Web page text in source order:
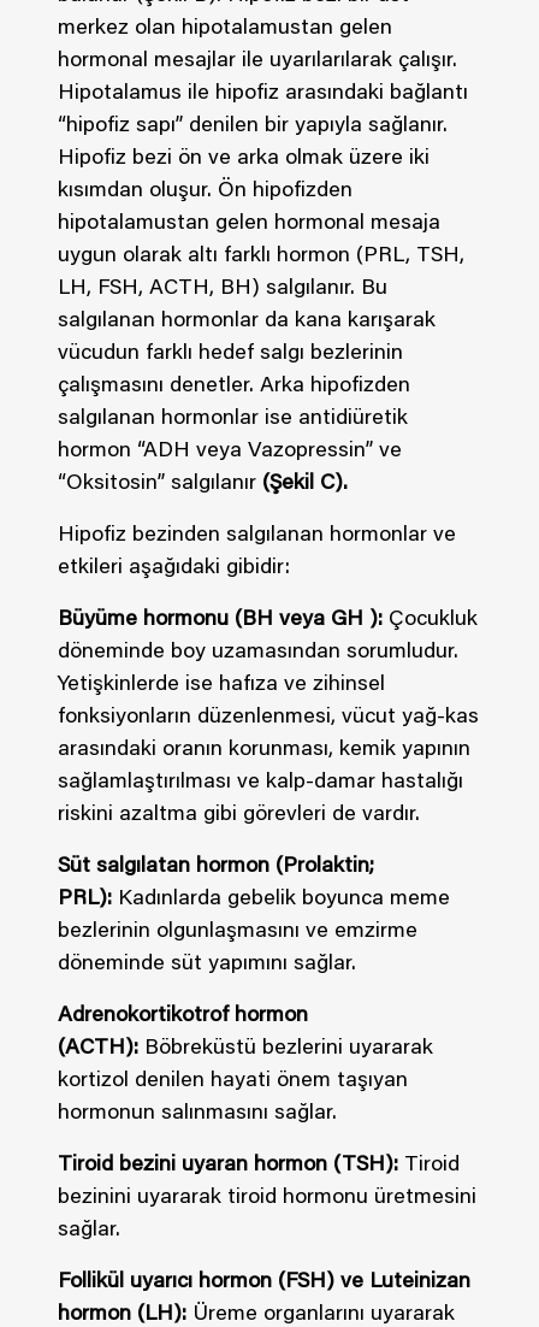
merkez olan hipotalamustan gelen
hormonal mesajlar ile uyarılarılarak çalışır.
Hipotalamus ile hipofiz arasındaki bağlantı
“hipofiz sapı” denilen bir yapıyla sağlanır.
Hipofiz bezi ön ve arka olmak üzere iki
kısımdan oluşur. Ön hipofizden
hipotalamustan gelen hormonal mesaja
uygun olarak altı farklı hormon (PRL, TSH,
LH, FSH, ACTH, BH) salgılanır. Bu
salgılanan hormonlar da kana karışarak
vücudun farklı hedef salgı bezlerinin
çalışmasını denetler. Arka hipofizden
salgılanan hormonlar ise antidiüretik
hormon “ADH veya Vazopressin” ve
“Oksitosin” salgılanır (Şekil C).
Hipofiz bezinden salgılanan hormonlar ve
etkileri aşağıdaki gibidir:
Büyüme hormonu (BH veya GH ): Çocukluk
döneminde boy uzamasından sorumludur.
Yetişkinlerde ise hafıza ve zihinsel
fonksiyonların düzenlenmesi, vücut yağ-kas
arasındaki oranın korunması, kemik yapının
sağlamlaştırılması ve kalp-damar hastalığı
riskini azaltma gibi görevleri de vardır.
Süt salgılatan hormon (Prolaktin;
PRL): Kadınlarda gebelik boyunca meme
bezlerinin olgunlaşmasını ve emzirme
döneminde süt yapımını sağlar.
Adrenokortikotrof hormon
(ACTH): Böbreküstü bezlerini uyararak
kortizol denilen hayati önem taşıyan
hormonun salınmasını sağlar.
Tiroid bezini uyaran hormon (TSH): Tiroid
bezinini uyararak tiroid hormonu üretmesini
sağlar.
Follikül uyarıcı hormon (FSH) ve Luteinizan
hormon (LH): Üreme organlarını uyararak